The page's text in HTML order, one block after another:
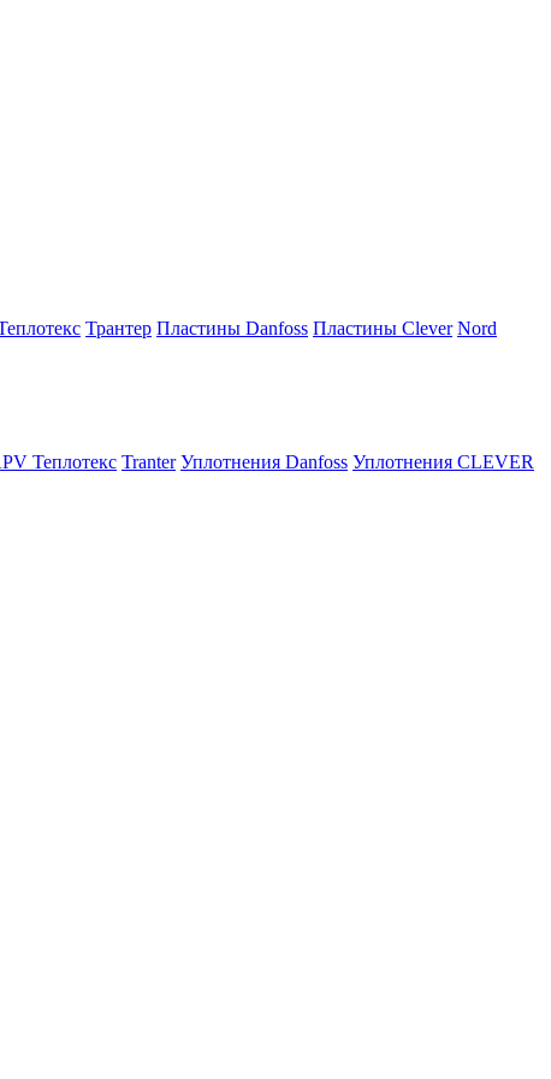
Трантер Пластины Danfoss Пластины Clever Nord
Теплотекс Tranter Уплотнения Danfoss Уплотнения CLEVER